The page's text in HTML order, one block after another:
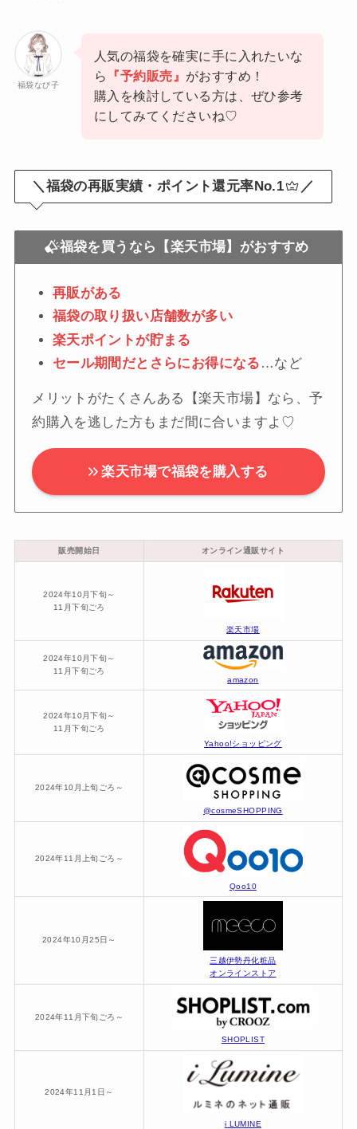
福袋なび子
人気の福袋を確実に手に入れたいな
ら
『予約販売』 がおすすめ！
購入を検討している方は、ぜひ参考
にしてみてくださいね♡
＼福袋の再販実績・ポイント還元率No.1 ／
福袋を買うなら【楽天市場】がおすすめ
再販がある
福袋の取り扱い店舗数が多い
楽天ポイントが貯まる
セール期間だとさらにお得になる …など
メリットがたくさんある【楽天市場】なら、予
約購入を逃した方もまだ間に合いますよ♡
楽天市場で福袋を購入する
販売開始日 オンライン通販サイト
2024年10月下旬～
11月下旬ごろ
楽天市場
2024年10月下旬～
11月下旬ごろ
amazon
2024年10月下旬～
11月下旬ごろ
Yahoo!ショッピング
2024年10月上旬ごろ～
@cosmeSHOPPING
2024年11月上旬ごろ～
Qoo10
2024年10月25日～
三越伊勢丹化粧品
オンラインストア
2024年11月下旬ごろ～
SHOPLIST
2024年11月1日～
i LUMINE